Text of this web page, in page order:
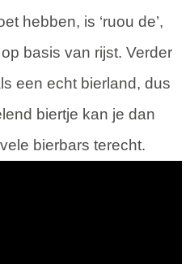
hebben, is ‘ruou de’,
basis van rijst. Verder
een echt bierland, dus
biertje kan je dan
bierbars terecht.